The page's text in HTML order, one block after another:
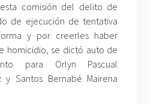
comisión del delito de
de ejecución de tentativa
y por creerles haber
homicidio, se dictó auto de
para Orlyn Pascual
y Santos Bernabé Mairena